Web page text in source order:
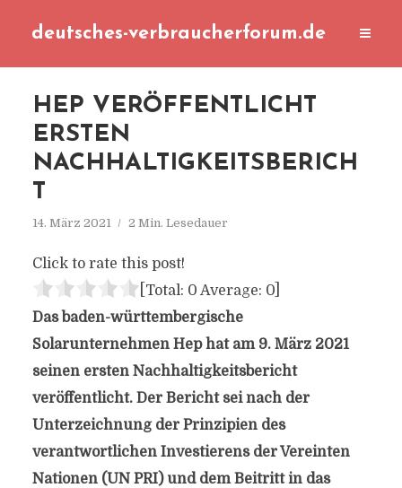
deutsches-verbraucherforum.de
HEP VERÖFFENTLICHT
ERSTEN
NACHHALTIGKEITSBERICH
T
14. März 2021 2 Min. Lesedauer
Click to rate this post!
[Total: 0 Average: 0]
Das baden-württembergische
Solarunternehmen Hep hat am 9. März 2021
seinen ersten Nachhaltigkeitsbericht
veröffentlicht. Der Bericht sei nach der
Unterzeichnung der Prinzipien des
verantwortlichen Investierens der Vereinten
Nationen (UN PRI) und dem Beitritt in das